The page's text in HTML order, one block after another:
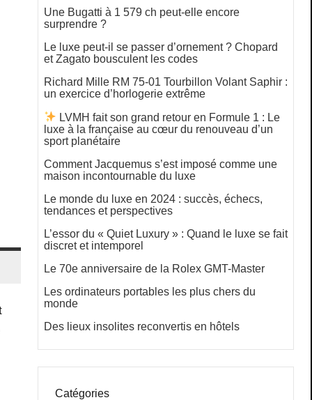
Une Bugatti à 1 579 ch peut-elle encore
surprendre ?
Le luxe peut-il se passer d’ornement ? Chopard
et Zagato bousculent les codes
Richard Mille RM 75-01 Tourbillon Volant Saphir :
un exercice d’horlogerie extrême
LVMH fait son grand retour en Formule 1 : Le
luxe à la française au cœur du renouveau d’un
sport planétaire
Comment Jacquemus s’est imposé comme une
maison incontournable du luxe
Le monde du luxe en 2024 : succès, échecs,
tendances et perspectives
L’essor du « Quiet Luxury » : Quand le luxe se fait
discret et intemporel
Le 70e anniversaire de la Rolex GMT-Master
Les ordinateurs portables les plus chers du
monde
Des lieux insolites reconvertis en hôtels
Catégories